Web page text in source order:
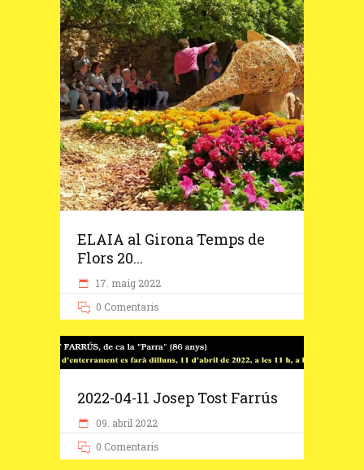
ELAIA al Girona Temps de
Flors 20...
17. maig 2022
0 Comentaris
2022-04-11 Josep Tost Farrús
09. abril 2022
0 Comentaris